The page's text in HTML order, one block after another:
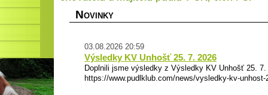
NOVINKY
03.08.2026 20:59
Výsledky KV Unhošť 25. 7. 2026
Doplnili jsme výsledky z Výsledky KV Unhošť 25.
https://www.pudlklub.com/news/vysledky-kv-unhost-